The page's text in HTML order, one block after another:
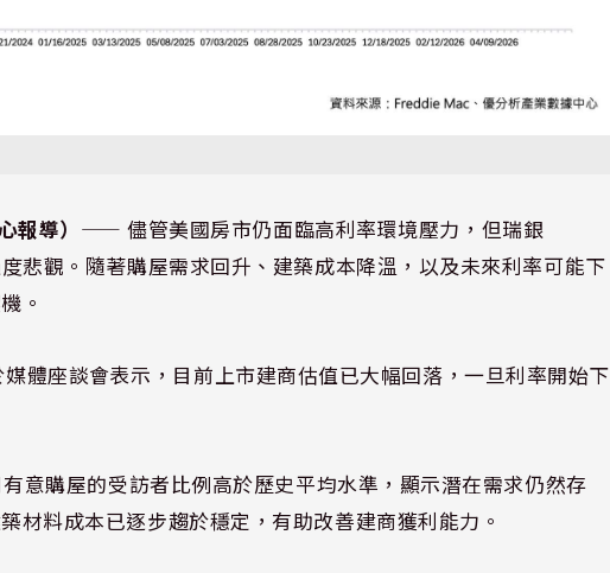
導） ⸺ 儘管美國房市仍面臨高利率環境壓力，但瑞銀
悲觀。隨著購屋需求回升、建築成本降溫，以及未來利率可能下
。
體座談會表示，目前上市建商估值已大幅回落，一旦利率開始下
意購屋的受訪者比例高於歷史平均水準，顯示潛在需求仍然存
材料成本已逐步趨於穩定，有助改善建商獲利能力。